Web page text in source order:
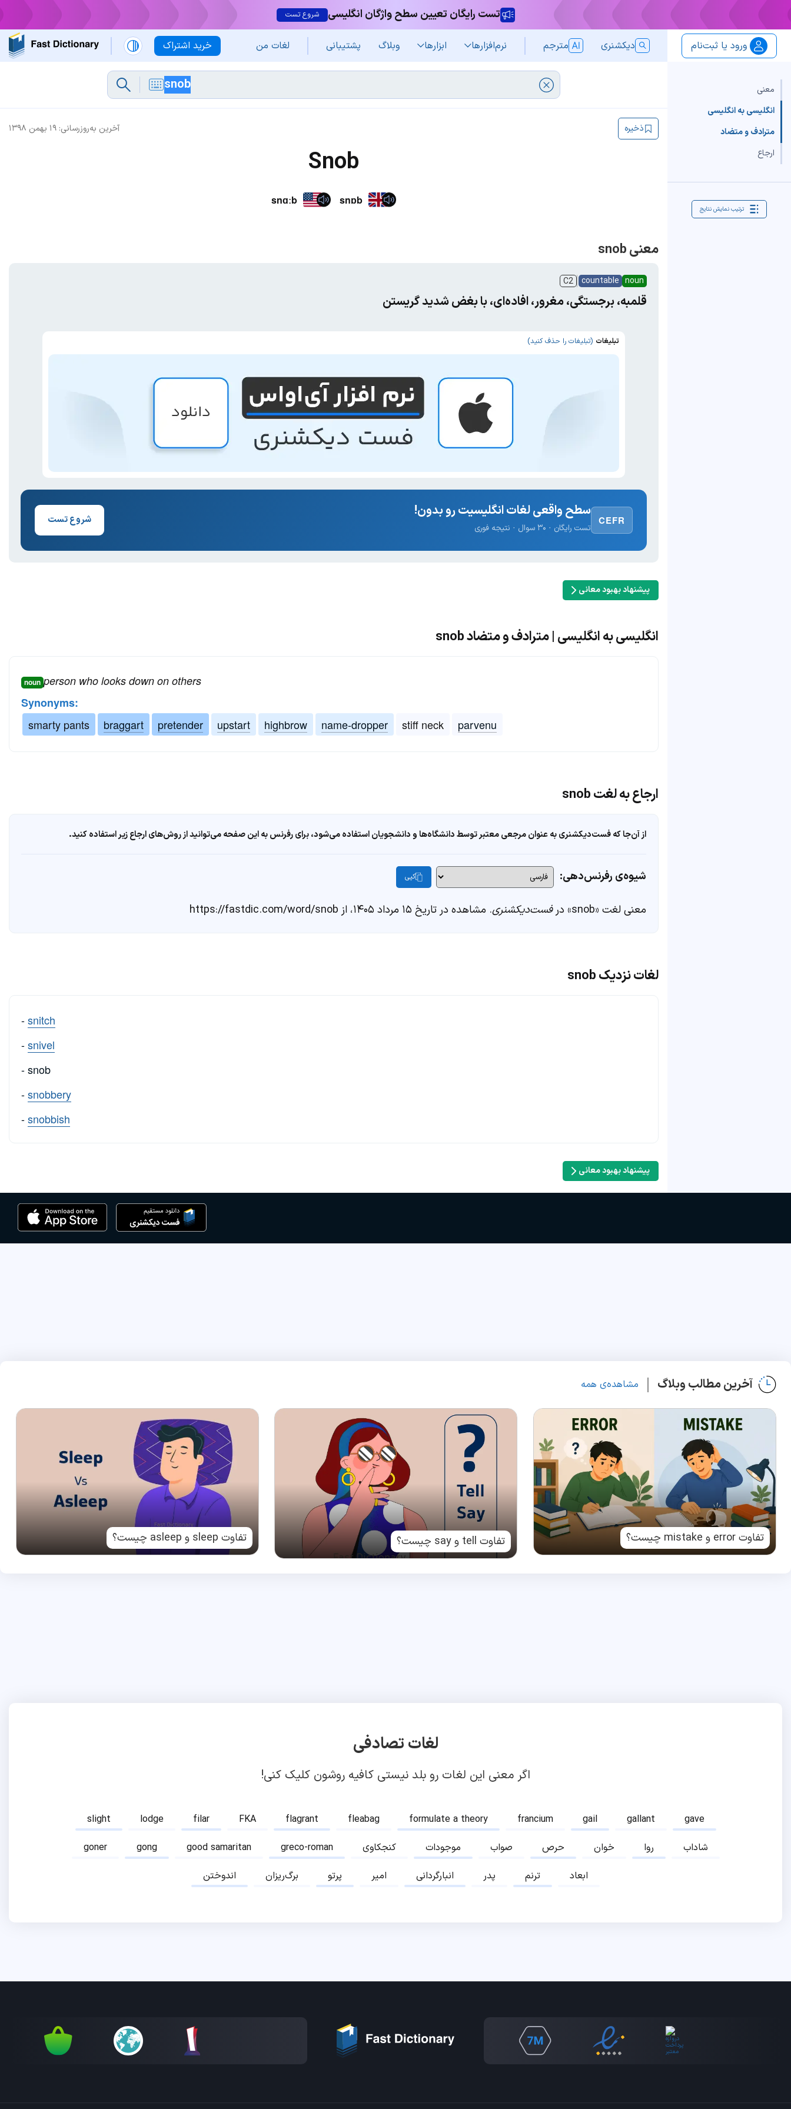
تست رایگان تعیین سطح واژگان انگلیسی شروع تست
خرید اشتراک ورود یا ثبت‌نام دیکشنری مترجم نرم‌افزار‌ها ابزارها وبلاگ پشتیبانی لغات من
معنی
انگلیسی به انگلیسی
مترادف و متضاد
ارجاع
ترتیب نمایش نتایج
آخرین به‌روزرسانی: ۱۹ بهمن ۱۳۹۸ ذخیره
Snob
snɑːb snɒb
معنی snob
noun
countable
C2
قلمبه، برجستگی، مغرور، افاده‌ای، با بغض شدید گریستن
تبلیغات (تبلیغات را حذف کنید)
CEFR
سطح واقعی لغات انگلیسیت رو بدون!
تست رایگان · ۳۰ سوال · نتیجه فوری
شروع تست
پیشنهاد بهبود معانی
انگلیسی به انگلیسی | مترادف و متضاد snob
noun person who looks down on others
Synonyms:
smarty pants
braggart pretender upstart highbrow name-dropper stiff neck parvenu
ارجاع به لغت snob
از آن‌جا که فست‌دیکشنری به عنوان مرجعی معتبر توسط دانشگاه‌ها و دانشجویان استفاده می‌شود، برای رفرنس به این صفحه می‌توانید از روش‌های ارجاع زیر استفاده کنید.
شیوه‌ی رفرنس‌دهی: کپی
معنی لغت «snob» در فست‌دیکشنری. مشاهده در تاریخ ۱۵ مرداد ۱۴۰۵، از https://fastdic.com/word/snob
لغات نزدیک snob
-snitch
-snivel
- snob
-snobbery
-snobbish
پیشنهاد بهبود معانی
آخرین مطالب وبلاگ مشاهده‌ی همه
تفاوت error و mistake چیست؟ تفاوت tell و say چیست؟ تفاوت sleep و asleep چیست؟
لغات تصادفی
اگر معنی این لغات رو بلد نیستی کافیه روشون کلیک کنی!
slight lodge filar FKA flagrant fleabag formulate a theory francium gail gallant
gave
goner
gong good samaritan greco-roman کنجکاوی موجودات صواب حرص خوان روا
شاداب
اندوختن
برگ‌ریزان پرتو امیر انبارگردانی پدر ترنم ابعاد